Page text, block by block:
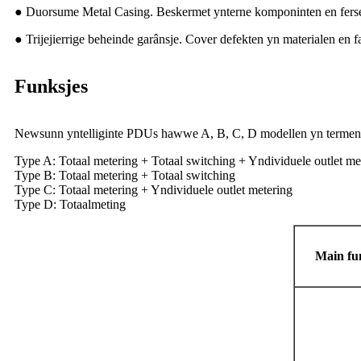
● Duorsume Metal Casing. Beskermet ynterne komponinten en
● Trijejierrige beheinde garânsje. Cover defekten yn materialen
Funksjes
Newsunn yntelliginte PDUs hawwe A, B, C, D modellen yn
Type A: Totaal metering + Totaal switching + Yndividuele outlet
Type B: Totaal metering + Totaal switching
Type C: Totaal metering + Yndividuele outlet metering
Type D: Totaalmeting
Main